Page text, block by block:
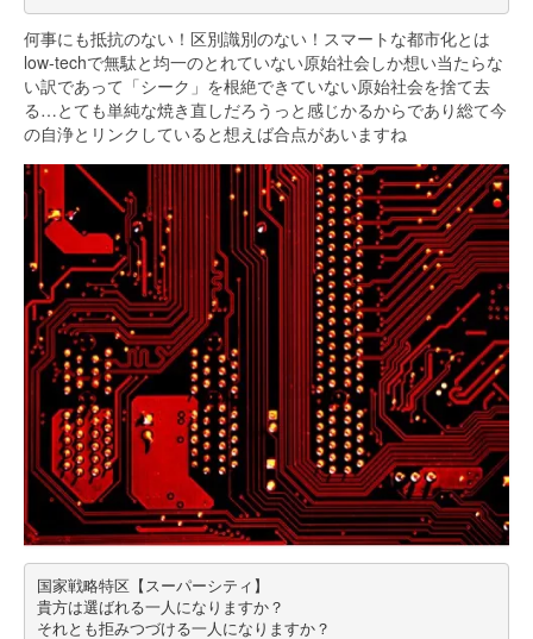
何事にも抵抗のない！区別識別のない！スマートな都市化とは
low-techで無駄と均一のとれていない原始社会しか想い当たらな
い訳であって「シーク」を根絶できていない原始社会を捨て去
る…とても単純な焼き直しだろうっと感じかるからであり総て今
の自浄とリンクしていると想えば合点があいますね
国家戦略特区【スーパーシティ】
貴方は選ばれる一人になりますか？
それとも拒みつづける一人になりますか？